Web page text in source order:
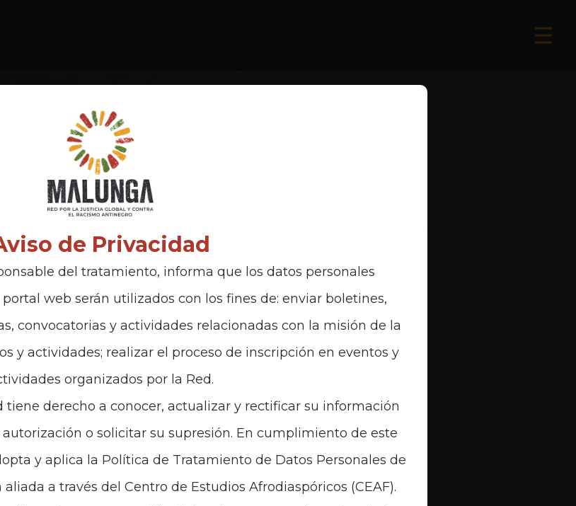
de Privacidad
del tratamiento, informa que los datos personales
web serán utilizados con los fines de: enviar boletines,
convocatorias y actividades relacionadas con la misión de la
y actividades; realizar el proceso de inscripción en eventos y
organizados por la Red.
derecho a conocer, actualizar y rectificar su información
o solicitar su supresión. En cumplimiento de este
y aplica la Política de Tratamiento de Datos Personales de
a través del Centro de Estudios Afrodiaspóricos (CEAF).